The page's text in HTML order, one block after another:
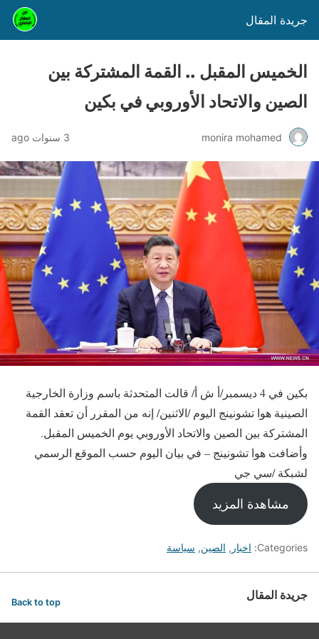
جريدة المقال
الخميس المقبل .. القمة المشتركة بين
الصين والاتحاد الأوروبي في بكين
monira mohamed 3 سنوات ago
بكين في 4 ديسمبر/أ ش أ/ قالت المتحدثة باسم وزارة الخارجية
الصينية هوا تشونينج اليوم /الاثنين/ إنه من المقرر أن تعقد القمة
المشتركة بين الصين والاتحاد الأوروبي يوم الخميس المقبل.
وأضافت هوا تشونينج – في بيان اليوم حسب الموقع الرسمي
لشبكة /سي جي
مشاهدة المزيد
Categories: اخبار , الصين, سياسة
جريدة المقال Back to top